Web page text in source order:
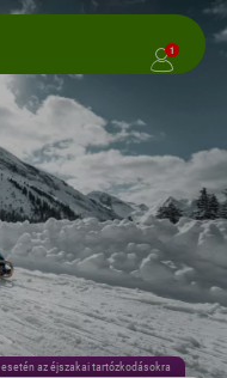
1
az éjszakai tartózkodásokra